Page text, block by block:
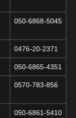
050-6868-5045
0476-20-2371
050-6865-4351
0570-783-856
050-6861-5410